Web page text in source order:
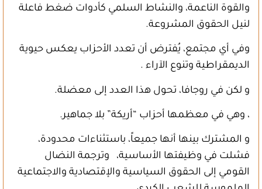
والقوة الناعمة، والنشاط السلمي كأدوات ضغط فاعلة
لنيل الحقوق المشروعة.
وفي أي مجتمع، يُفترض أن تعدد الأحزاب يعكس حيوية
الديمقراطية وتنوع الآراء .
و لكن في روجافا، تحول هذا العدد إلى معضلة.
، وهي في معظمها أحزاب “أريكة” بلا جماهير.
و المشترك بينها أنها جميعاً، باستثناءات محدودة،
فشلت في وظيفتها الأساسية، وترجمة النضال
القومي إلى الحقوق السياسية والإقتصادية والاجتماعية